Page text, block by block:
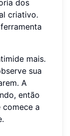
dos
criativo.
mais.
sua
A
então
comece a